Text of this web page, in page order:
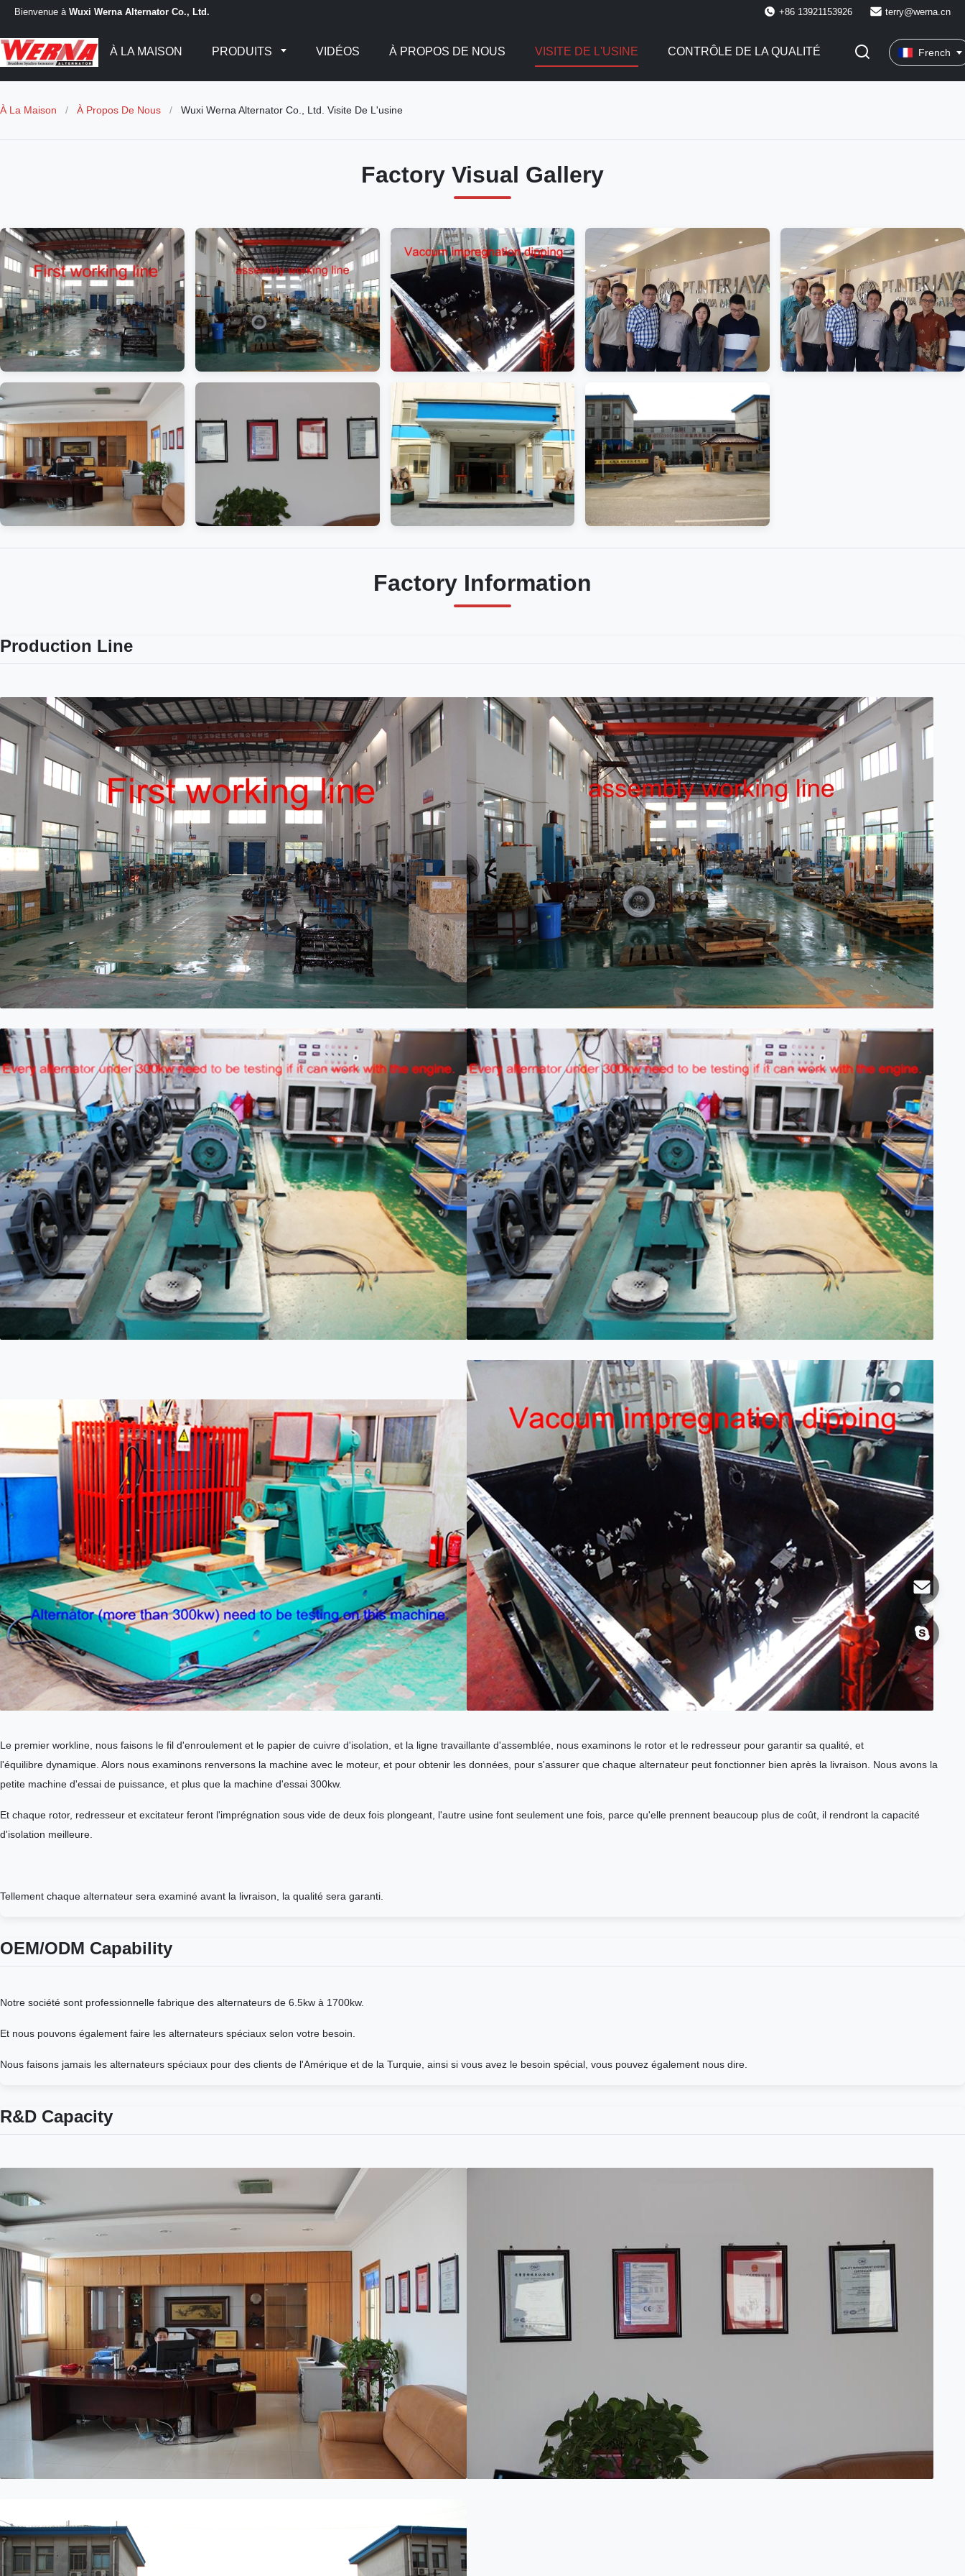
Bienvenue à Wuxi Werna Alternator Co., Ltd. +86 13921153926 terry@werna.cn
À LA MAISON PRODUITS VIDÉOS À PROPOS DE NOUS VISITE DE L'USINE CONTRÔLE DE LA QUALITÉ French
À La Maison / À Propos De Nous / Wuxi Werna Alternator Co., Ltd. Visite De L'usine
Factory Visual Gallery
Factory Information
Production Line
Le premier workline, nous faisons le fil d'enroulement et le papier de cuivre d'isolation, et la ligne travaillante d'assemblée, nous examinons le rotor et le redresseur pour garantir sa qualité, et
l'équilibre dynamique. Alors nous examinons renversons la machine avec le moteur, et pour obtenir les données, pour s'assurer que chaque alternateur peut fonctionner bien après la livraison. Nous avons la
petite machine d'essai de puissance, et plus que la machine d'essai 300kw.
Et chaque rotor, redresseur et excitateur feront l'imprégnation sous vide de deux fois plongeant, l'autre usine font seulement une fois, parce qu'elle prennent beaucoup plus de coût, il rendront la capacité
d'isolation meilleure.
Tellement chaque alternateur sera examiné avant la livraison, la qualité sera garanti.
OEM/ODM Capability
Notre société sont professionnelle fabrique des alternateurs de 6.5kw à 1700kw.
Et nous pouvons également faire les alternateurs spéciaux selon votre besoin.
Nous faisons jamais les alternateurs spéciaux pour des clients de l'Amérique et de la Turquie, ainsi si vous avez le besoin spécial, vous pouvez également nous dire.
R&D Capacity